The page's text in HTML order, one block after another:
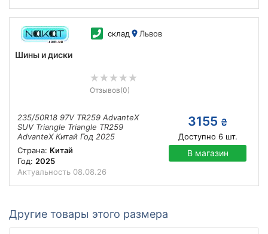
Шины и диски
склад Львов
Отзывов(0)
235/50R18 97V TR259 AdvanteX
SUV Triangle Triangle TR259
AdvanteX Китай Год 2025
Страна: Китай
Год: 2025
Актуальность 08.08.26
3155 ₴
Доступно 6шт.
В магазин
Другие товары этого размера